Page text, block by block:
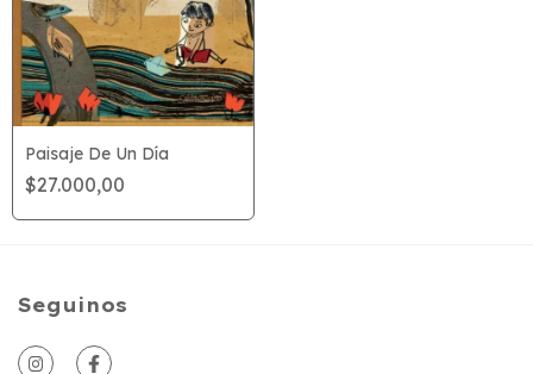
Paisaje De Un Día
$27.000,00
Seguinos